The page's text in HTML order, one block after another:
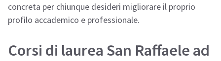
concreta per chiunque desideri migliorare il proprio
profilo accademico e professionale.
Corsi di laurea San Raffaele ad